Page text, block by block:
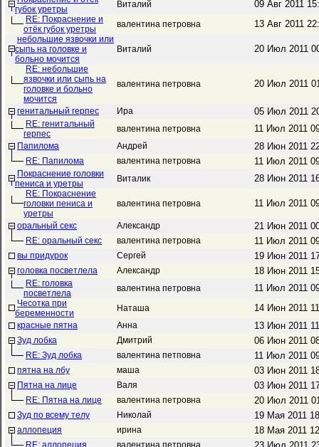
губок уретры
Виталий 09 Авг 2011
RE: Покраснение и
отёк губок уретры
валентина петровна 13 Авг 2011
небольшие язвочки или
сыпь на головке и
больно мочится
Виталий 20 Июл 2011
RE: небольшие
язвочки или сыпь на
головке и больно
мочится
валентина петровна 20 Июл 2011
генитальный герпес Ира 05 Июл 2011
RE: генитальный
герпес
валентина петровна 11 Июл 2011
Папилома Андрей 28 Июн 2011
RE: Папилома валентина петровна 11 Июл 2011
Покраснение головки
пениса и уретры
Виталик 28 Июн 2011
RE: Покраснение
головки пениса и
уретры
валентина петровна 11 Июл 2011
оральный секс Александр 21 Июн 2011
RE: оральный секс валентина петровна 11 Июл 2011
вы придурок Сергей 19 Июн 2011
головка посветлела Александр 18 Июн 2011
RE: головка
посветлела
валентина петровна 11 Июл 2011
Чесотка при
беременности
Наташа 14 Июн 2011
красные пятна Анна 13 Июн 2011
Зуд лобка Дмитрий 06 Июн 2011
RE: Зуд лобка валентина петповна 11 Июл 2011
пятна на лбу маша 03 Июн 2011
Пятна на лице Валя 03 Июн 2011
RE: Пятна на лице валентина петровна 20 Июл 2011
Зуд по всему телу Николай 19 Мая 2011
аллопеция ирина 18 Мая 2011
RE: аллопеция валентина петровна